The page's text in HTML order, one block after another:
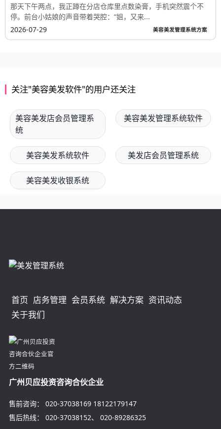
那天下午两点，我正蹲在分店仓库里点数染膏，手机突然震个不
停。前台小姑娘的声音带着哭腔：“姐，又来...
2026-07-29
美容美发管理系统方案
关注"美容美发软件"的用户还关注
美容美发店会员管理系
统
美容美发管理系统软件
美容美发系统软件 美发店会员管理系统
美容美发收银系统
首页 店务管理 会员系统 解决方案 资讯动态
关于我们
广州贝应投资咨询合伙企业
售前咨询： 020-37038169 18122179147
售后热线：
020-37038152、 020-89286325